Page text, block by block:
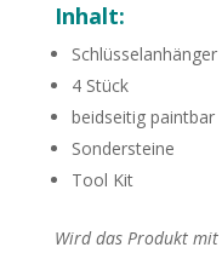
Inhalt:
4 Stück
beidseitig paintbar
Sondersteine
Tool Kit
Wird das Produkt